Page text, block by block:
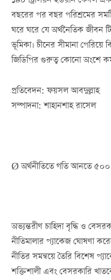
বছরের পর বছর পরিশ্রমের
ঘরে ঘরে যে অর্থনৈতিক জীবন
ভূমিকা। চীনের সীমানা পেরিয়ে
জিডিপির গুরুত্ব কোনো অংশে
প্রতিবেদন: ফয়সল আবদুল্লাহ
সম্পাদনা: শাহানশাহ রাসেল
Ø অর্থনীতিতে গতি আনতে ৫০০
অভ্যন্তরীণ চাহিদা বৃদ্ধি ও
নীতিমালার প্যাকেজ ঘোষণা
নীতির সমন্বয়ে তৈরি বিশেষ
শক্তিশালী এবং বেসরকারি